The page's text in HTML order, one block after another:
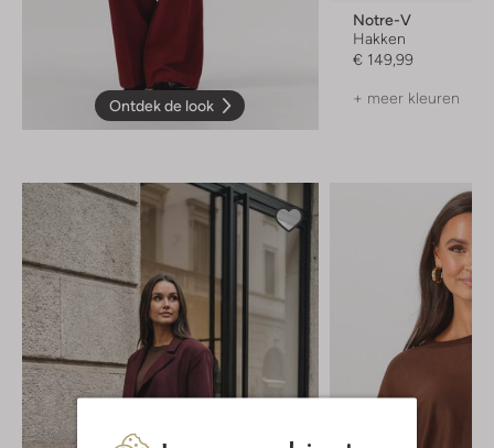
Ontdek de look
Notre-V
Hakken
€ 149,99
+ meer kleuren